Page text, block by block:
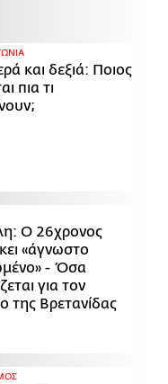
και δεξιά: Ποιος
πια τι
Ο 26χρονος
«άγνωστο
- Όσα
για τον
της Βρετανίδας